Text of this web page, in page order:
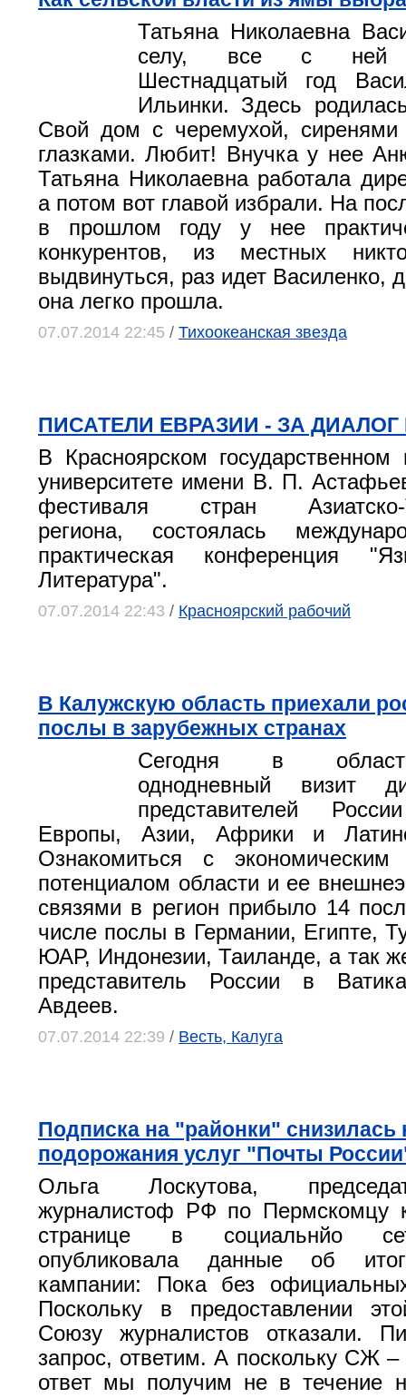
Татьяна Николаевна
селу, все с ней
Шестнадцатый год
Ильинки. Здесь
Свой дом с черемухой,
глазками. Любит! Внучка у нее
Татьяна Николаевна работала
а потом вот главой избрали. На
в прошлом году у нее
конкурентов, из местных
выдвинуться, раз идет Василенко,
она легко прошла.
07.07.2014 22:45 / Тихоокеанская звезда
ПИСАТЕЛИ ЕВРАЗИИ - ЗА ДИАЛОГ
В Красноярском государственном
университете имени В. П.
фестиваля стран Азиатско-
региона, состоялась
практическая конференция
Литература".
07.07.2014 22:43 / Красноярский рабочий
В Калужскую область приехали
послы в зарубежных странах
Сегодня в
однодневный визит
представителей
Европы, Азии, Африки и
Ознакомиться с
потенциалом области и ее
связями в регион прибыло 14
числе послы в Германии, Египте,
ЮАР, Индонезии, Таиланде, а так
представитель России в
Авдеев.
07.07.2014 22:39 / Весть, Калуга
Подписка на "районки" снизилась
подорожания услуг "Почты
Ольга Лоскутова,
журналистоф РФ по Пермскомцу
странице в социальнйо
опубликовала данные об
кампании: Пока без
Поскольку в предоставлении
Союзу журналистов отказали.
запрос, ответим. А поскольку СЖ
ответ мы получим не в течение